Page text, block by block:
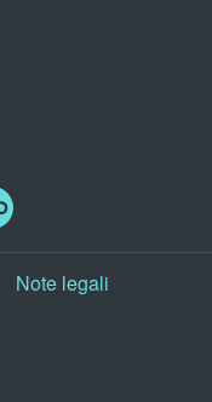
Note legali